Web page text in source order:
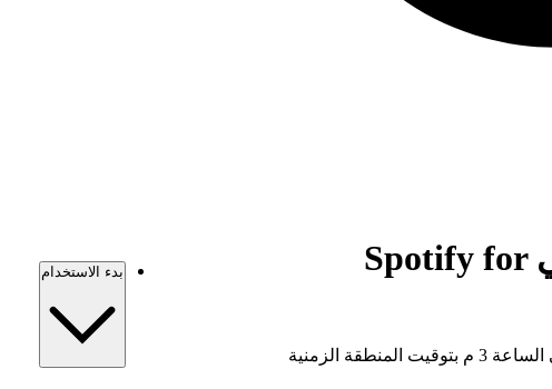
وقت تحديث الإحصائيات في Spotify for
يجري تحديث إحصائياتك مرة واحدة في اليوم تقريباً في الساعة 3 م بتوقيت المنطقة الزمنية
بدء الاستخدام